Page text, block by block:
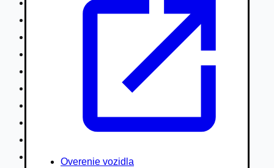
Overenie vozidla
Nákladné vozidlá nad 7,5t
Vodné/Snežné skútre, štvorkolky
Poľnohospodárske vozidlá / stroje
Hydraulické ruky autožeriavy